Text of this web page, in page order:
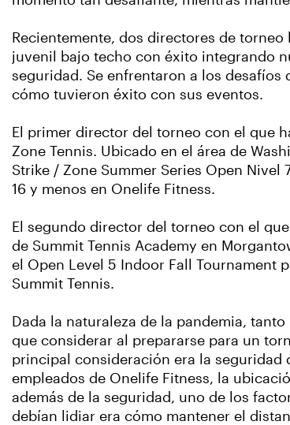
Recientemente, dos directores de
juvenil bajo techo con éxito integrando
seguridad. Se enfrentaron a los
cómo tuvieron éxito con sus eventos.
El primer director del torneo con el que
Zone Tennis. Ubicado en el área de
Strike / Zone Summer Series Open Nivel
16 y menos en Onelife Fitness.
El segundo director del torneo con el
de Summit Tennis Academy en
el Open Level 5 Indoor Fall Tournament
Summit Tennis.
Dada la naturaleza de la pandemia,
que considerar al prepararse para un
principal consideración era la seguridad
empleados de Onelife Fitness, la
además de la seguridad, uno de los
debían lidiar era cómo mantener el